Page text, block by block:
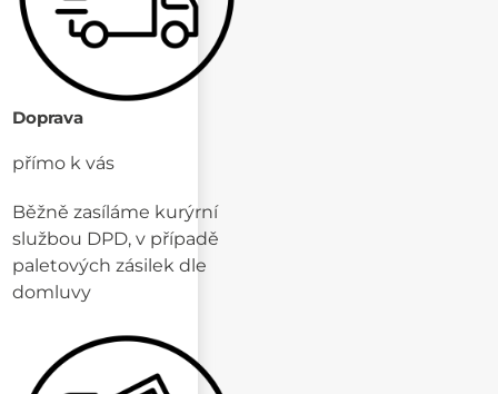
Doprava
přímo k vás
Běžně zasíláme kurýrní
službou DPD, v případě
paletových zásilek dle
domluvy